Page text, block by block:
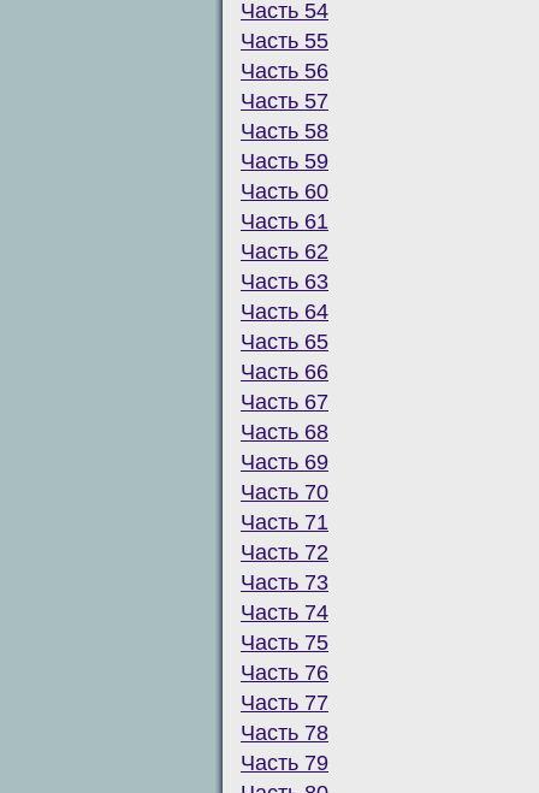
Часть 54
Часть 55
Часть 56
Часть 57
Часть 58
Часть 59
Часть 60
Часть 61
Часть 62
Часть 63
Часть 64
Часть 65
Часть 66
Часть 67
Часть 68
Часть 69
Часть 70
Часть 71
Часть 72
Часть 73
Часть 74
Часть 75
Часть 76
Часть 77
Часть 78
Часть 79